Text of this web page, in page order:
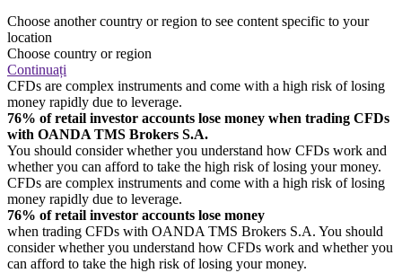
Choose another country or region to see content specific to your
location
Choose country or region
Continuați
CFDs are complex instruments and come with a high risk of losing
money rapidly due to leverage.
76% of retail investor accounts lose money when trading CFDs
with OANDA TMS Brokers S.A.
You should consider whether you understand how CFDs work and
whether you can afford to take the high risk of losing your money.
CFDs are complex instruments and come with a high risk of losing
money rapidly due to leverage.
76% of retail investor accounts lose money
when trading CFDs with OANDA TMS Brokers S.A. You should
consider whether you understand how CFDs work and whether you
can afford to take the high risk of losing your money.